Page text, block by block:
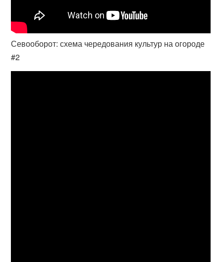
Севооборот: схема чередования культур на огороде
#2